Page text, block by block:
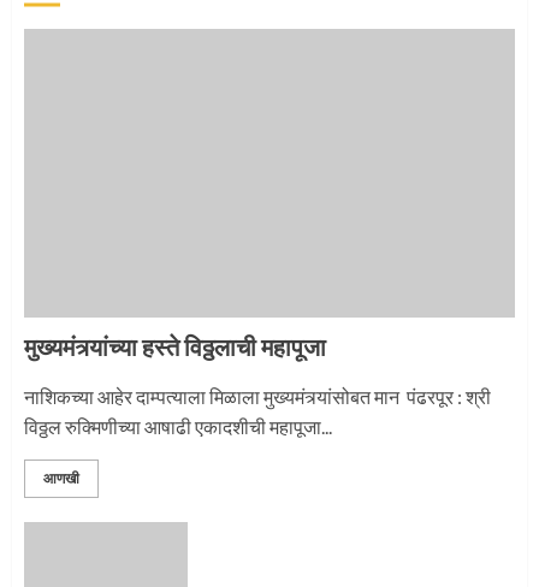
मुख्यमंत्र्यांच्या हस्ते विठ्ठलाची महापूजा
नाशिकच्या आहेर दाम्पत्याला मिळाला मुख्यमंत्र्यांसोबत मान पंढरपूर : श्री
विठ्ठल रुक्मिणीच्या आषाढी एकादशीची महापूजा...
आणखी